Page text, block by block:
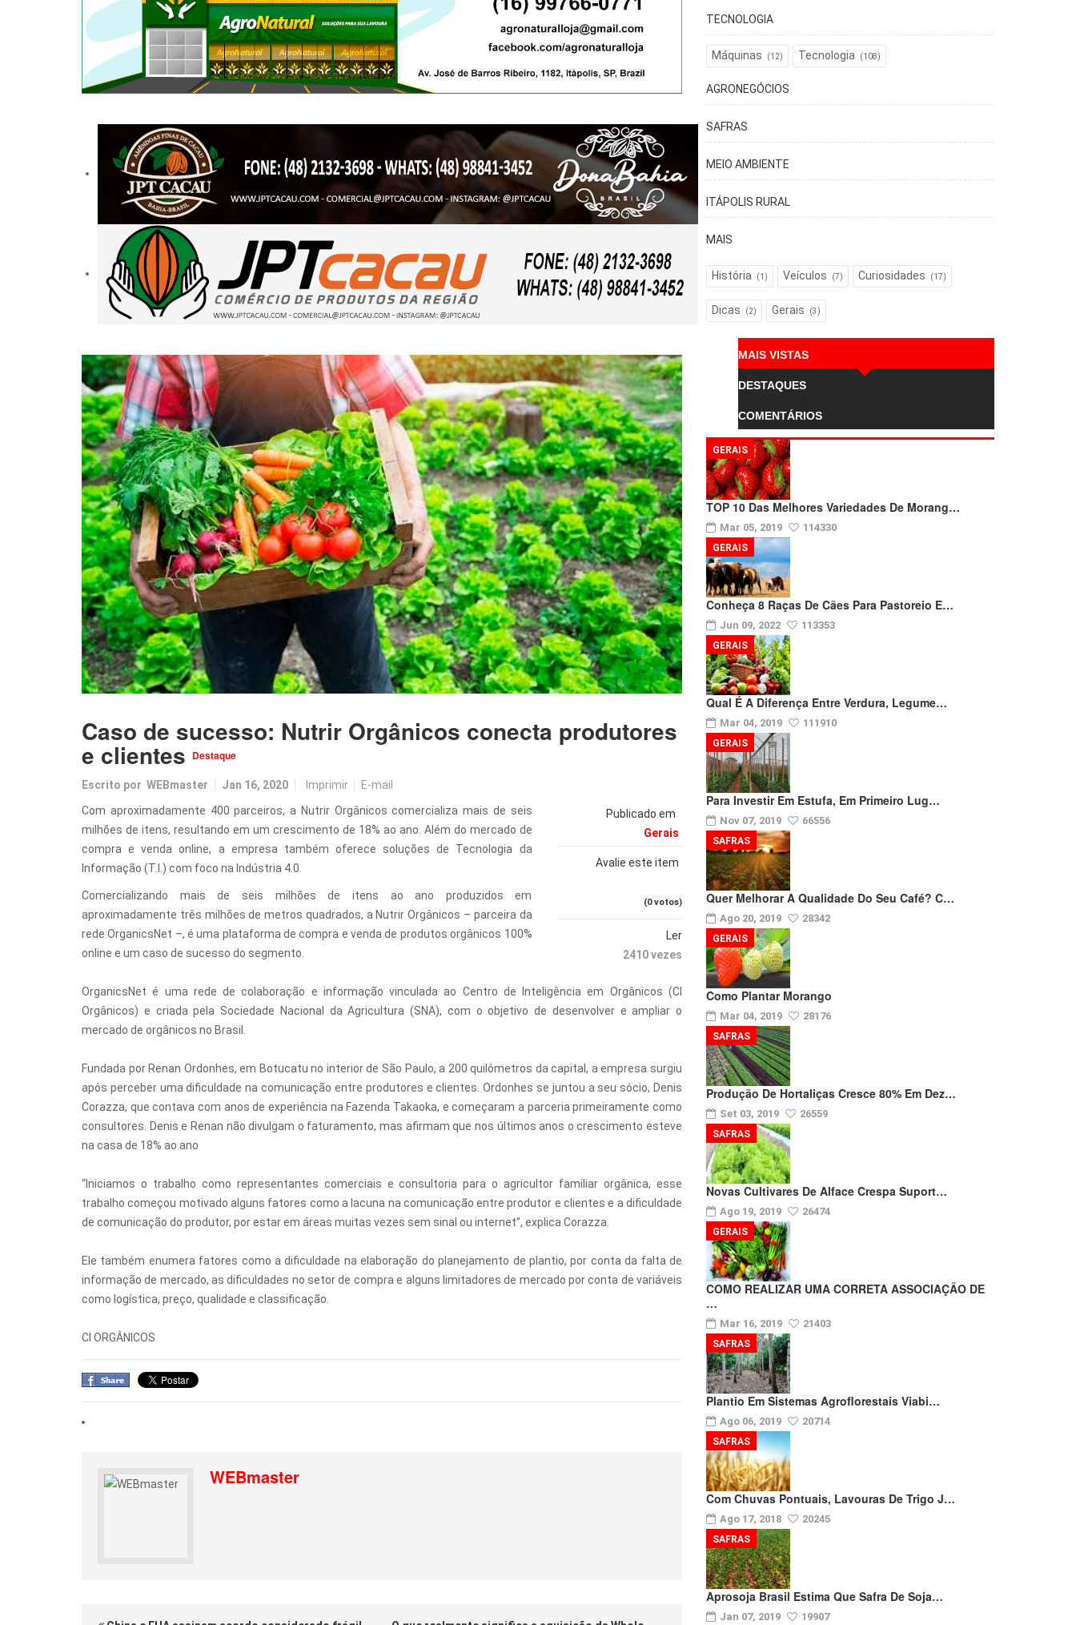
Caso de sucesso: Nutrir Orgânicos conecta produtores
e clientes Destaque
Escrito por WEBmaster Jan 16, 2020 Imprimir E-mail
Publicado em
Gerais
Avalie este item
(0 votos)
Ler
2410 vezes
Com aproximadamente 400 parceiros, a Nutrir Orgânicos comercializa mais de seis
milhões de itens, resultando em um crescimento de 18% ao ano. Além do mercado de
compra e venda online, a empresa também oferece soluções de Tecnologia da
Informação (T.I.) com foco na Indústria 4.0.
Comercializando mais de seis milhões de itens ao ano produzidos em
aproximadamente três milhões de metros quadrados, a Nutrir Orgânicos – parceira da
rede OrganicsNet –, é uma plataforma de compra e venda de produtos orgânicos 100%
online e um caso de sucesso do segmento.
OrganicsNet é uma rede de colaboração e informação vinculada ao Centro de Inteligência em Orgânicos (CI
Orgânicos) e criada pela Sociedade Nacional da Agricultura (SNA), com o objetivo de desenvolver e ampliar o
mercado de orgânicos no Brasil.
Fundada por Renan Ordonhes, em Botucatu no interior de São Paulo, a 200 quilômetros da capital, a empresa surgiu
após perceber uma dificuldade na comunicação entre produtores e clientes. Ordonhes se juntou a seu sócio, Denis
Corazza, que contava com anos de experiência na Fazenda Takaoka, e começaram a parceria primeiramente como
consultores. Denis e Renan não divulgam o faturamento, mas afirmam que nos últimos anos o crescimento esteve
na casa de 18% ao ano
“Iniciamos o trabalho como representantes comerciais e consultoria para o agricultor familiar orgânica, esse
trabalho começou motivado alguns fatores como a lacuna na comunicação entre produtor e clientes e a dificuldade
de comunicação do produtor, por estar em áreas muitas vezes sem sinal ou internet”, explica Corazza.
Ele também enumera fatores como a dificuldade na elaboração do planejamento de plantio, por conta da falta de
informação de mercado, as dificuldades no setor de compra e alguns limitadores de mercado por conta de variáveis
como logística, preço, qualidade e classificação.
CI ORGÂNICOS
WEBmaster
TECNOLOGIA
Máquinas (12) Tecnologia (108)
AGRONEGÓCIOS
SAFRAS
MEIO AMBIENTE
ITÁPOLIS RURAL
MAIS
História (1) Veículos (7) Curiosidades (17)
Dicas (2) Gerais (3)
MAIS VISTAS
DESTAQUES
COMENTÁRIOS
TOP 10 Das Melhores Variedades De Morang…
Mar 05, 2019 114330
GERAIS
Conheça 8 Raças De Cães Para Pastoreio E…
Jun 09, 2022 113353
GERAIS
Qual É A Diferença Entre Verdura, Legume…
Mar 04, 2019 111910
GERAIS
Para Investir Em Estufa, Em Primeiro Lug…
Nov 07, 2019 66556
GERAIS
Quer Melhorar A Qualidade Do Seu Café? C…
Ago 20, 2019 28342
SAFRAS
Como Plantar Morango
Mar 04, 2019 28176
GERAIS
Produção De Hortaliças Cresce 80% Em Dez…
Set 03, 2019 26559
SAFRAS
Novas Cultivares De Alface Crespa Suport…
Ago 19, 2019 26474
SAFRAS
COMO REALIZAR UMA CORRETA ASSOCIAÇÃO DE
…
Mar 16, 2019 21403
GERAIS
Plantio Em Sistemas Agroflorestais Viabi…
Ago 06, 2019 20714
SAFRAS
Com Chuvas Pontuais, Lavouras De Trigo J…
Ago 17, 2018 20245
SAFRAS
Aprosoja Brasil Estima Que Safra De Soja…
Jan 07, 2019 19907
SAFRAS